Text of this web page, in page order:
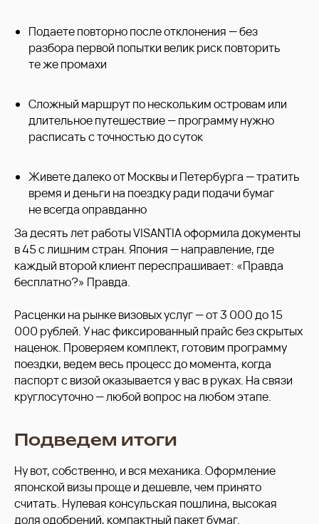
Подаете повторно после отклонения — без
разбора первой попытки велик риск повторить
те же промахи
Сложный маршрут по нескольким островам или
длительное путешествие — программу нужно
расписать с точностью до суток
Живете далеко от Москвы и Петербурга — тратить
время и деньги на поездку ради подачи бумаг
не всегда оправданно
За десять лет работы VISANTIA оформила документы
в 45 с лишним стран. Япония — направление, где
каждый второй клиент переспрашивает: «Правда
бесплатно?» Правда.
Расценки на рынке визовых услуг — от 3 000 до 15
000 рублей. У нас фиксированный прайс без скрытых
наценок. Проверяем комплект, готовим программу
поездки, ведем весь процесс до момента, когда
паспорт с визой оказывается у вас в руках. На связи
круглосуточно — любой вопрос на любом этапе.
Подведем итоги
Ну вот, собственно, и вся механика. Оформление
японской визы проще и дешевле, чем принято
считать. Нулевая консульская пошлина, высокая
доля одобрений, компактный пакет бумаг.